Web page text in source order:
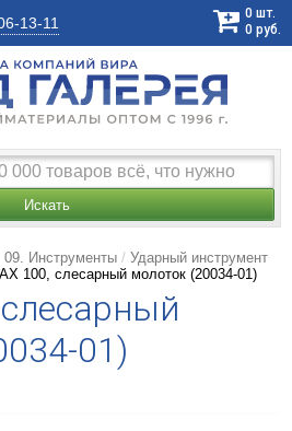
13-11
0 шт.
0 руб.
Искать
09. Инструменты
Ударный инструмент
100, слесарный молоток (20034-01)
01)